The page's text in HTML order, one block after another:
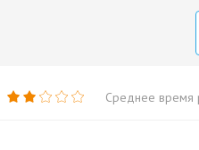
Среднее время